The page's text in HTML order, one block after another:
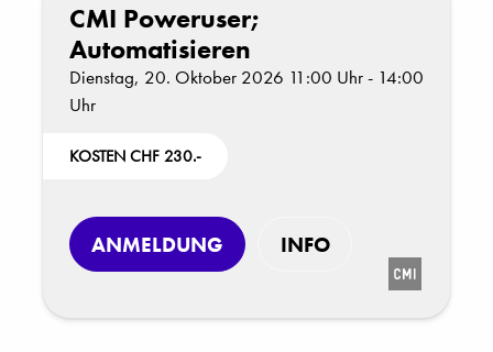
CMI Poweruser;
Automatisieren
Dienstag, 20. Oktober 2026 11:00 Uhr - 14:00
Uhr
KOSTEN CHF 230.-
ANMELDUNG INFO